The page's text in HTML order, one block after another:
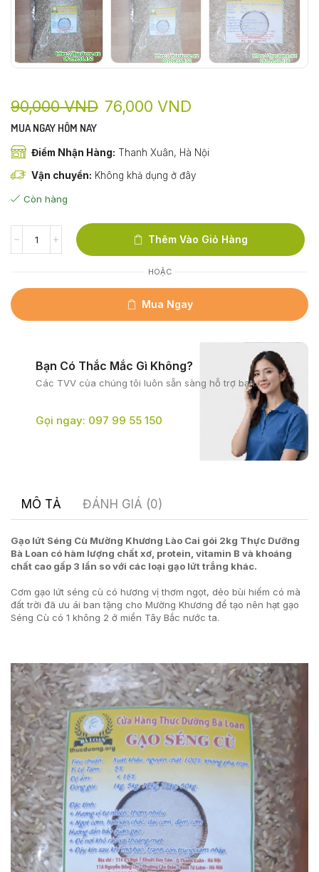
90,000VND 76,000 VND
MUA NGAY HÔM NAY
Điểm Nhận Hàng: Thanh Xuân, Hà Nội
Vận chuyển: Không khả dụng ở đây
Còn hàng
Thêm Vào Giỏ Hàng
HOẶC
Mua Ngay
Bạn Có Thắc Mắc Gì Không?
Các TVV của chúng tôi luôn sẵn sàng hỗ trợ bạn.
Gọi ngay: 097 99 55 150
MÔ TẢ ĐÁNH GIÁ (0)
Gạo lứt Séng Cù Mường Khương Lào Cai gói 2kg Thực Dưỡng
Bà Loan có hàm lượng chất xơ, protein, vitamin B và khoáng
chất cao gấp 3 lần so với các loại gạo lứt trắng khác.
Cơm gạo lứt séng cù có hương vị thơm ngọt, dẻo bùi hiếm có mà
đất trời đã ưu ái ban tặng cho Mường Khương để tạo nên hạt gạo
Séng Cù có 1 không 2 ở miền Tây Bắc nước ta.